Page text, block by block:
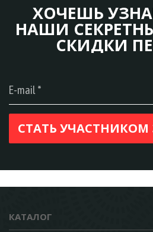
ХОЧЕШЬ
НАШИ
СКИДКИ
КАТАЛОГ